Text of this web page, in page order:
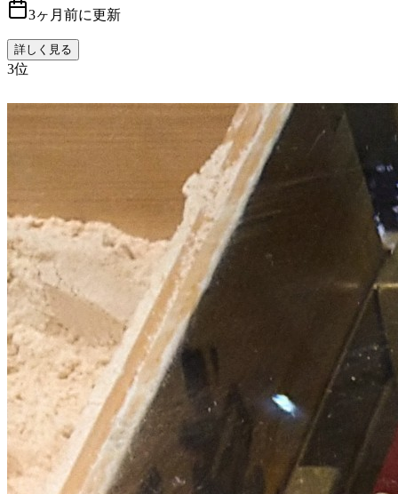
3ヶ月前に更新
詳しく見る
3位